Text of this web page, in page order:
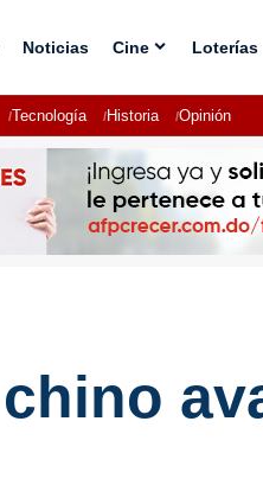
Noticias Cine Loterías
Tecnología Historia Opinión